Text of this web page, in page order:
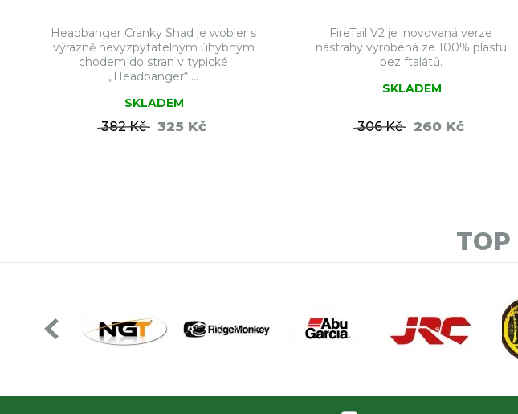
Headbanger Cranky Shad je wobler s
výrazně nevyzpytatelným úhybným
chodem do stran v typické
„Headbanger“ ...
SKLADEM
382 Kč 325 Kč
FireTail V2 je inovovaná verze
nástrahy vyrobená ze 100% plastu
bez ftalátů.
SKLADEM
306 Kč 260 Kč
TOP